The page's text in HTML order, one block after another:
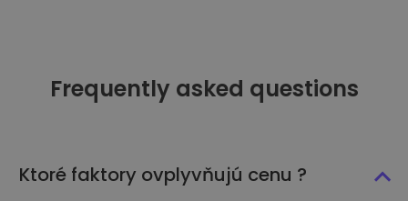
Frequently asked questions
Ktoré faktory ovplyvňujú cenu ?